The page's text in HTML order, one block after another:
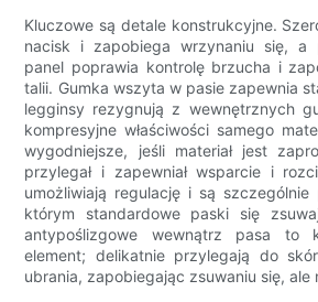
Kluczowe są detale konstrukcyjne.
nacisk i zapobiega wrzynaniu się, a
panel poprawia kontrolę brzucha i
talii. Gumka wszyta w pasie zapewnia
legginsy rezygnują z wewnętrznych
kompresyjne właściwości samego
wygodniejsze, jeśli materiał jest
przylegał i zapewniał wsparcie i
umożliwiają regulację i są
którym standardowe paski się
antypoślizgowe wewnątrz pasa to
element; delikatnie przylegają do
ubrania, zapobiegając zsuwaniu się, ale